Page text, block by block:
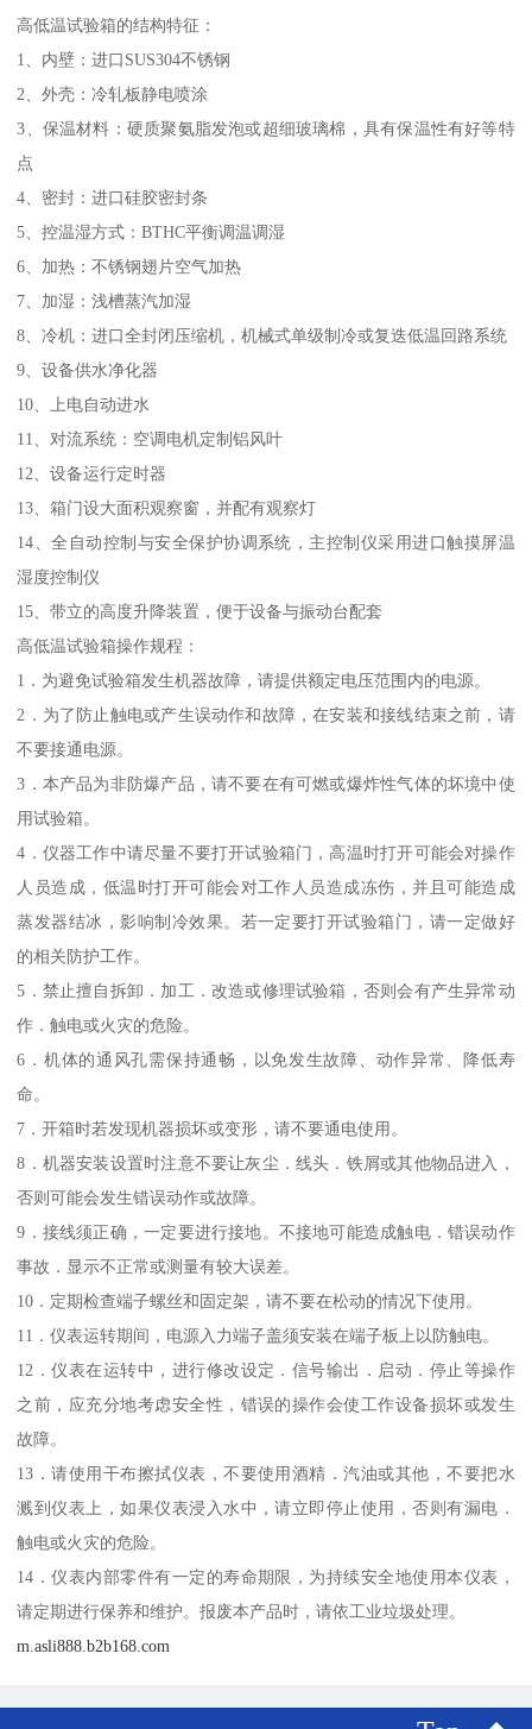
高低温试验箱的结构特征：
1、内壁：进口SUS304不锈钢
2、外壳：冷轧板静电喷涂
3、保温材料：硬质聚氨脂发泡或超细玻璃棉，具有保温性有好等特
点
4、密封：进口硅胶密封条
5、控温湿方式：BTHC平衡调温调湿
6、加热：不锈钢翅片空气加热
7、加湿：浅槽蒸汽加湿
8、冷机：进口全封闭压缩机，机械式单级制冷或复迭低温回路系统
9、设备供水净化器
10、上电自动进水
11、对流系统：空调电机定制铝风叶
12、设备运行定时器
13、箱门设大面积观察窗，并配有观察灯
14、全自动控制与安全保护协调系统，主控制仪采用进口触摸屏温
湿度控制仪
15、带立的高度升降装置，便于设备与振动台配套
高低温试验箱操作规程：
1．为避免试验箱发生机器故障，请提供额定电压范围内的电源。
2．为了防止触电或产生误动作和故障，在安装和接线结束之前，请
不要接通电源。
3．本产品为非防爆产品，请不要在有可燃或爆炸性气体的坏境中使
用试验箱。
4．仪器工作中请尽量不要打开试验箱门，高温时打开可能会对操作
人员造成，低温时打开可能会对工作人员造成冻伤，并且可能造成
蒸发器结冰，影响制冷效果。若一定要打开试验箱门，请一定做好
的相关防护工作。
5．禁止擅自拆卸．加工．改造或修理试验箱，否则会有产生异常动
作．触电或火灾的危险。
6．机体的通风孔需保持通畅，以免发生故障、动作异常、降低寿
命。
7．开箱时若发现机器损坏或变形，请不要通电使用。
8．机器安装设置时注意不要让灰尘．线头．铁屑或其他物品进入，
否则可能会发生错误动作或故障。
9．接线须正确，一定要进行接地。不接地可能造成触电．错误动作
事故．显示不正常或测量有较大误差。
10．定期检查端子螺丝和固定架，请不要在松动的情况下使用。
11．仪表运转期间，电源入力端子盖须安装在端子板上以防触电。
12．仪表在运转中，进行修改设定．信号输出．启动．停止等操作
之前，应充分地考虑安全性，错误的操作会使工作设备损坏或发生
故障。
13．请使用干布擦拭仪表，不要使用酒精．汽油或其他，不要把水
溅到仪表上，如果仪表浸入水中，请立即停止使用，否则有漏电．
触电或火灾的危险。
14．仪表内部零件有一定的寿命期限，为持续安全地使用本仪表，
请定期进行保养和维护。报废本产品时，请依工业垃圾处理。
m.asli888.b2b168.com